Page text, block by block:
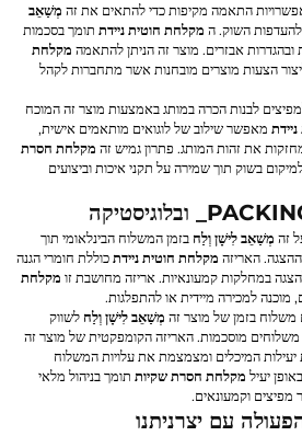
אפשרויות התאמה מקיפות כדי להתאים את זה מְשַׁאֵב
השוק. ה מקלחת חוטית ניידת תומך בסכמות
אבזרים. מוצר זה הניתן להתאמה מקלחת
הצעות מוצרים מובחנות אשר מתחברות לקהל
לבנות הכרה במותג באמצעות מוצר זה המוכח
מאפשר שילוב של לוגואים מותאמים אישית,
את זהות המותג. פתרון גמיש זה מקלחת חסרת
בשוק תוך שמירה על תקני איכות וביצועים
זה מְשַׁאֵב לִישָׁן וְלַח בזמן המשלוח הבינלאומי תוך
האריזה מקלחת חוטית ניידתכוללת חומרי הגנה
במחלקות קמעונאיות. אריזה מחושבת זו מקלחת
למכירה מיידית או להתפלגות.
משלוח בזמן של מוצר זה מְשַׁאֵב לִישָׁן וְלַח לשווק
משלוחים מוסכמות. האריזה הקומפקטית של מוצר זה
המיכלים ומצמצמת את עלויות המשלוח
יעיל מקלחת חסרת שקיות תומך בניהול מלאי
וקמעונאים.
עם יצרניתנו